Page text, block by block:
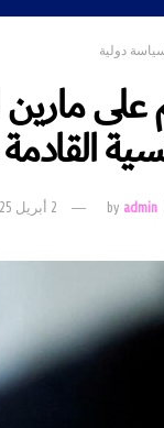
دولية
مارين
byadmin 2 أبريل 2025